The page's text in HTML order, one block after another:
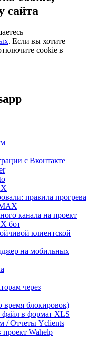
сайта
. Если вы хотите
cookie в
с Вконтакте
правила прогрева
канала на проект
бот
клиентской
на мобильных
через
время блокировок)
файл в формат XLS
/ Отчеты Yclients
проект Wahelp